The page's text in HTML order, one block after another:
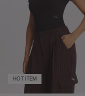
HOT ITEM